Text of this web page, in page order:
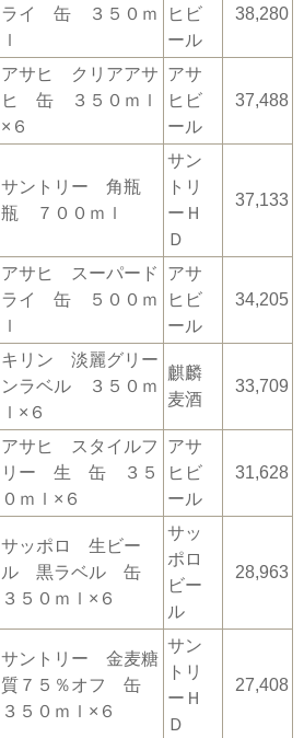
ライ 缶 ３５０ｍ
ｌ
ヒビ
ール
38,280
アサヒ クリアアサ
ヒ 缶 ３５０ｍｌ
×６
アサ
ヒビ
ール
37,488
サントリー 角瓶
瓶 ７００ｍｌ
サン
トリ
ーＨ
Ｄ
37,133
アサヒ スーパード
ライ 缶 ５００ｍ
ｌ
アサ
ヒビ
ール
34,205
キリン 淡麗グリー
ンラベル ３５０ｍ
ｌ×６
麒麟
麦酒
33,709
アサヒ スタイルフ
リー 生 缶 ３５
０ｍｌ×６
アサ
ヒビ
ール
31,628
サッポロ 生ビー
ル 黒ラベル 缶
３５０ｍｌ×６
サッ
ポロ
ビー
ル
28,963
サントリー 金麦糖
質７５％オフ 缶
３５０ｍｌ×６
サン
トリ
ーＨ
Ｄ
27,408